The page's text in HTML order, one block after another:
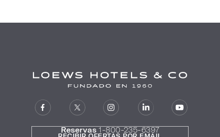
Reservas 1-800-235-6397